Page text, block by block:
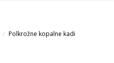
Polkrožne kopalne kadi